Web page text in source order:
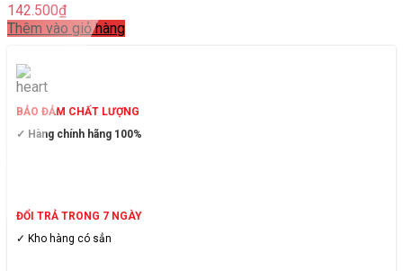
142.500₫
Thêm vào giỏ hàng
BẢO ĐẢM CHẤT LƯỢNG
✓ Hàng chính hãng 100%
ĐỔI TRẢ TRONG 7 NGÀY
✓ Kho hàng có sẳn